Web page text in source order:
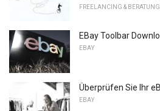
FREELANCING & BERATUNG
EBay Toolbar
EBAY
Überprüfen Sie Ihr
EBAY